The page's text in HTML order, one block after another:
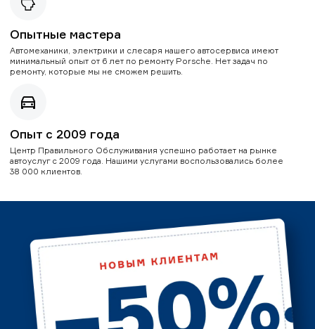
Опытные мастера
Автомеханики, электрики и слесаря нашего автосервиса имеют
минимальный опыт от 6 лет по ремонту Porsche. Нет задач по
ремонту, которые мы не сможем решить.
Опыт с 2009 года
Центр Правильного Обслуживания успешно работает на рынке
автоуслуг с 2009 года. Нашими услугами воспользовались более
38 000 клиентов.